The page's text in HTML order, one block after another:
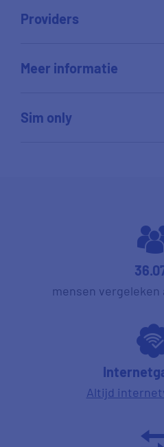
Providers
Meer informatie
Sim only
mensen vergeleken
Altijd